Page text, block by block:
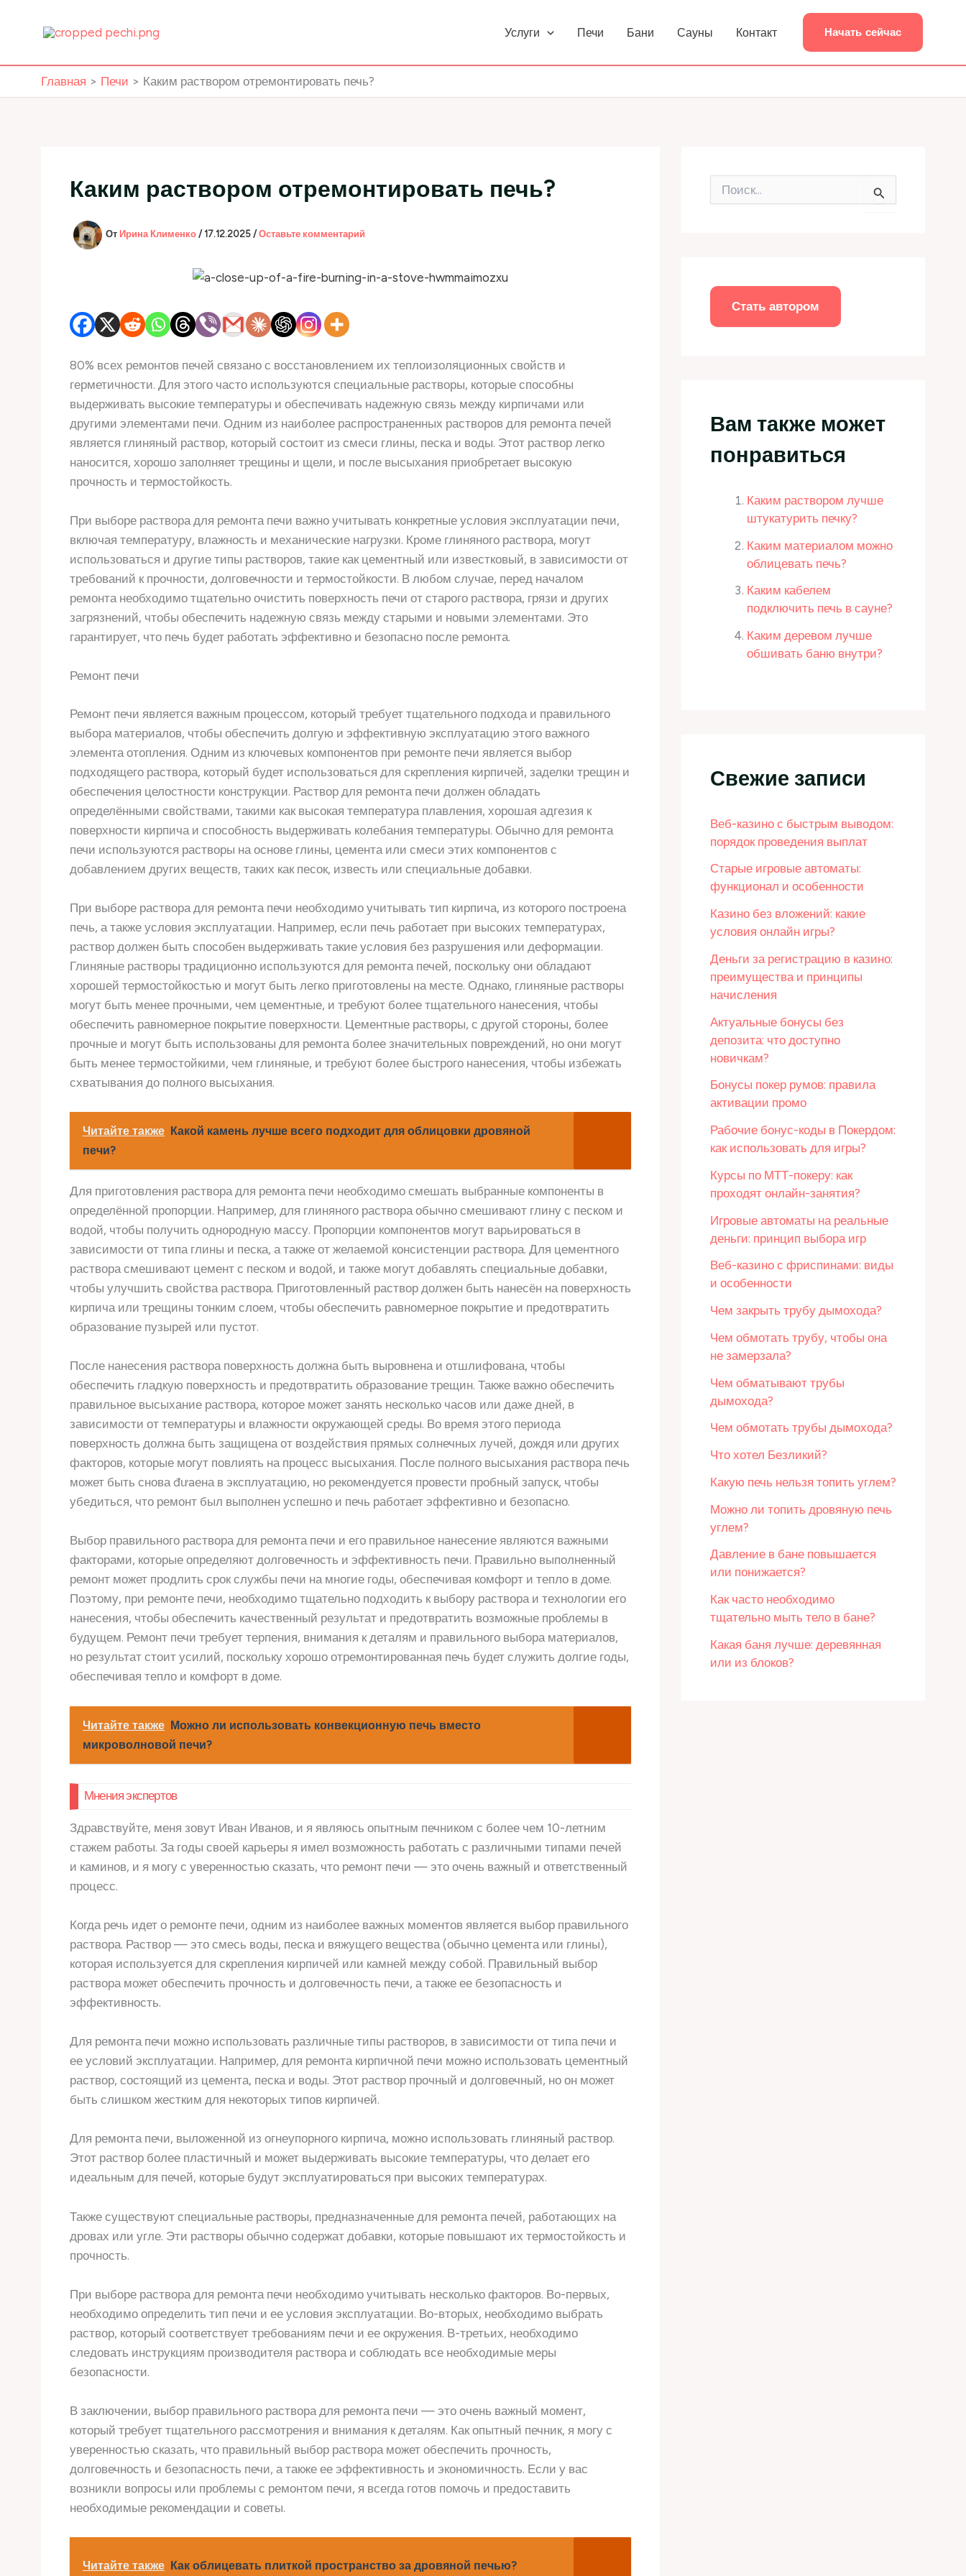
Услуги Печи Бани Сауны Контакт Начать сейчас
Главная Печи Каким раствором отремонтировать печь?
Каким раствором отремонтировать печь?
От Ирина Клименко / 17.12.2025 / Оставьте комментарий
80% всех ремонтов печей связано с восстановлением их теплоизоляционных свойств и
герметичности. Для этого часто используются специальные растворы, которые способны
выдерживать высокие температуры и обеспечивать надежную связь между кирпичами или
другими элементами печи. Одним из наиболее распространенных растворов для ремонта печей
является глиняный раствор, который состоит из смеси глины, песка и воды. Этот раствор легко
наносится, хорошо заполняет трещины и щели, и после высыхания приобретает высокую
прочность и термостойкость.
При выборе раствора для ремонта печи важно учитывать конкретные условия эксплуатации печи,
включая температуру, влажность и механические нагрузки. Кроме глиняного раствора, могут
использоваться и другие типы растворов, такие как цементный или известковый, в зависимости от
требований к прочности, долговечности и термостойкости. В любом случае, перед началом
ремонта необходимо тщательно очистить поверхность печи от старого раствора, грязи и других
загрязнений, чтобы обеспечить надежную связь между старыми и новыми элементами. Это
гарантирует, что печь будет работать эффективно и безопасно после ремонта.
Ремонт печи
Ремонт печи является важным процессом, который требует тщательного подхода и правильного
выбора материалов, чтобы обеспечить долгую и эффективную эксплуатацию этого важного
элемента отопления. Одним из ключевых компонентов при ремонте печи является выбор
подходящего раствора, который будет использоваться для скрепления кирпичей, заделки трещин и
обеспечения целостности конструкции. Раствор для ремонта печи должен обладать
определёнными свойствами, такими как высокая температура плавления, хорошая адгезия к
поверхности кирпича и способность выдерживать колебания температуры. Обычно для ремонта
печи используются растворы на основе глины, цемента или смеси этих компонентов с
добавлением других веществ, таких как песок, известь или специальные добавки.
При выборе раствора для ремонта печи необходимо учитывать тип кирпича, из которого построена
печь, а также условия эксплуатации. Например, если печь работает при высоких температурах,
раствор должен быть способен выдерживать такие условия без разрушения или деформации.
Глиняные растворы традиционно используются для ремонта печей, поскольку они обладают
хорошей термостойкостью и могут быть легко приготовлены на месте. Однако, глиняные растворы
могут быть менее прочными, чем цементные, и требуют более тщательного нанесения, чтобы
обеспечить равномерное покрытие поверхности. Цементные растворы, с другой стороны, более
прочные и могут быть использованы для ремонта более значительных повреждений, но они могут
быть менее термостойкими, чем глиняные, и требуют более быстрого нанесения, чтобы избежать
схватывания до полного высыхания.
Читайте также Какой камень лучше всего подходит для облицовки дровяной
печи?
Для приготовления раствора для ремонта печи необходимо смешать выбранные компоненты в
определённой пропорции. Например, для глиняного раствора обычно смешивают глину с песком и
водой, чтобы получить однородную массу. Пропорции компонентов могут варьироваться в
зависимости от типа глины и песка, а также от желаемой консистенции раствора. Для цементного
раствора смешивают цемент с песком и водой, и также могут добавлять специальные добавки,
чтобы улучшить свойства раствора. Приготовленный раствор должен быть нанесён на поверхность
кирпича или трещины тонким слоем, чтобы обеспечить равномерное покрытие и предотвратить
образование пузырей или пустот.
После нанесения раствора поверхность должна быть выровнена и отшлифована, чтобы
обеспечить гладкую поверхность и предотвратить образование трещин. Также важно обеспечить
правильное высыхание раствора, которое может занять несколько часов или даже дней, в
зависимости от температуры и влажности окружающей среды. Во время этого периода
поверхность должна быть защищена от воздействия прямых солнечных лучей, дождя или других
факторов, которые могут повлиять на процесс высыхания. После полного высыхания раствора печь
может быть снова đưaена в эксплуатацию, но рекомендуется провести пробный запуск, чтобы
убедиться, что ремонт был выполнен успешно и печь работает эффективно и безопасно.
Выбор правильного раствора для ремонта печи и его правильное нанесение являются важными
факторами, которые определяют долговечность и эффективность печи. Правильно выполненный
ремонт может продлить срок службы печи на многие годы, обеспечивая комфорт и тепло в доме.
Поэтому, при ремонте печи, необходимо тщательно подходить к выбору раствора и технологии его
нанесения, чтобы обеспечить качественный результат и предотвратить возможные проблемы в
будущем. Ремонт печи требует терпения, внимания к деталям и правильного выбора материалов,
но результат стоит усилий, поскольку хорошо отремонтированная печь будет служить долгие годы,
обеспечивая тепло и комфорт в доме.
Читайте также Можно ли использовать конвекционную печь вместо
микроволновой печи?
Мнения экспертов
Здравствуйте, меня зовут Иван Иванов, и я являюсь опытным печником с более чем 10-летним
стажем работы. За годы своей карьеры я имел возможность работать с различными типами печей
и каминов, и я могу с уверенностью сказать, что ремонт печи — это очень важный и ответственный
процесс.
Когда речь идет о ремонте печи, одним из наиболее важных моментов является выбор правильного
раствора. Раствор — это смесь воды, песка и вяжущего вещества (обычно цемента или глины),
которая используется для скрепления кирпичей или камней между собой. Правильный выбор
раствора может обеспечить прочность и долговечность печи, а также ее безопасность и
эффективность.
Для ремонта печи можно использовать различные типы растворов, в зависимости от типа печи и
ее условий эксплуатации. Например, для ремонта кирпичной печи можно использовать цементный
раствор, состоящий из цемента, песка и воды. Этот раствор прочный и долговечный, но он может
быть слишком жестким для некоторых типов кирпичей.
Для ремонта печи, выложенной из огнеупорного кирпича, можно использовать глиняный раствор.
Этот раствор более пластичный и может выдерживать высокие температуры, что делает его
идеальным для печей, которые будут эксплуатироваться при высоких температурах.
Также существуют специальные растворы, предназначенные для ремонта печей, работающих на
дровах или угле. Эти растворы обычно содержат добавки, которые повышают их термостойкость и
прочность.
При выборе раствора для ремонта печи необходимо учитывать несколько факторов. Во-первых,
необходимо определить тип печи и ее условия эксплуатации. Во-вторых, необходимо выбрать
раствор, который соответствует требованиям печи и ее окружения. В-третьих, необходимо
следовать инструкциям производителя раствора и соблюдать все необходимые меры
безопасности.
В заключении, выбор правильного раствора для ремонта печи — это очень важный момент,
который требует тщательного рассмотрения и внимания к деталям. Как опытный печник, я могу с
уверенностью сказать, что правильный выбор раствора может обеспечить прочность,
долговечность и безопасность печи, а также ее эффективность и экономичность. Если у вас
возникли вопросы или проблемы с ремонтом печи, я всегда готов помочь и предоставить
необходимые рекомендации и советы.
Читайте также Как облицевать плиткой пространство за дровяной печью?
Стать автором
Вам также может
понравиться
Каким раствором лучше
штукатурить печку?
Каким материалом можно
облицевать печь?
Каким кабелем
подключить печь в сауне?
Каким деревом лучше
обшивать баню внутри?
Свежие записи
Веб-казино с быстрым выводом:
порядок проведения выплат
Старые игровые автоматы:
функционал и особенности
Казино без вложений: какие
условия онлайн игры?
Деньги за регистрацию в казино:
преимущества и принципы
начисления
Актуальные бонусы без
депозита: что доступно
новичкам?
Бонусы покер румов: правила
активации промо
Рабочие бонус-коды в Покердом:
как использовать для игры?
Курсы по МТТ-покеру: как
проходят онлайн-занятия?
Игровые автоматы на реальные
деньги: принцип выбора игр
Веб-казино с фриспинами: виды
и особенности
Чем закрыть трубу дымохода?
Чем обмотать трубу, чтобы она
не замерзала?
Чем обматывают трубы
дымохода?
Чем обмотать трубы дымохода?
Что хотел Безликий?
Какую печь нельзя топить углем?
Можно ли топить дровяную печь
углем?
Давление в бане повышается
или понижается?
Как часто необходимо
тщательно мыть тело в бане?
Какая баня лучше: деревянная
или из блоков?